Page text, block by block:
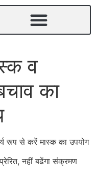
व
का
रूप से करें मास्क का उपयोग
नहीं बढेंगा संक्रमण